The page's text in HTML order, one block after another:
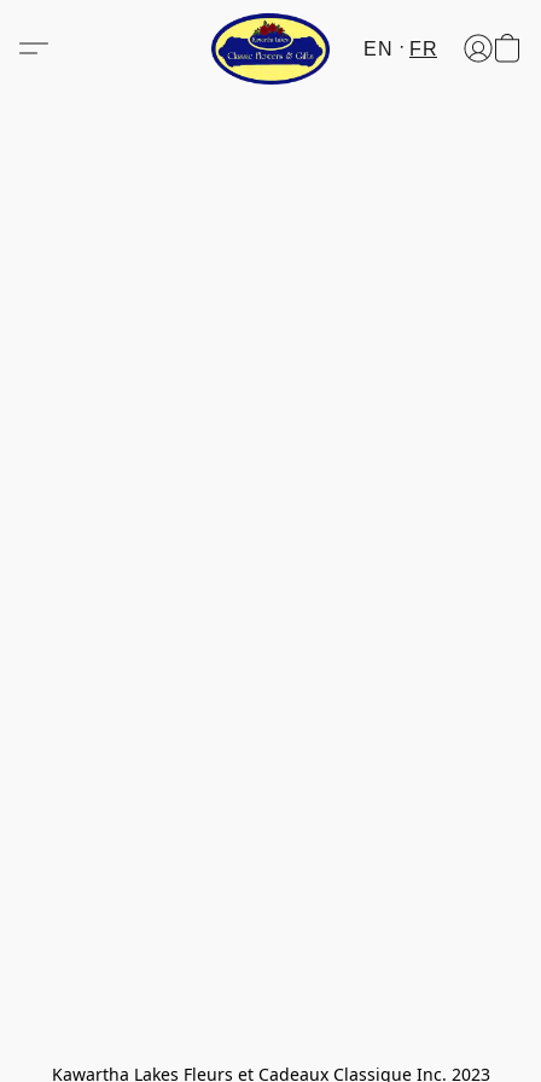
EN FR
Kawartha Lakes Fleurs et Cadeaux Classique Inc. 2023